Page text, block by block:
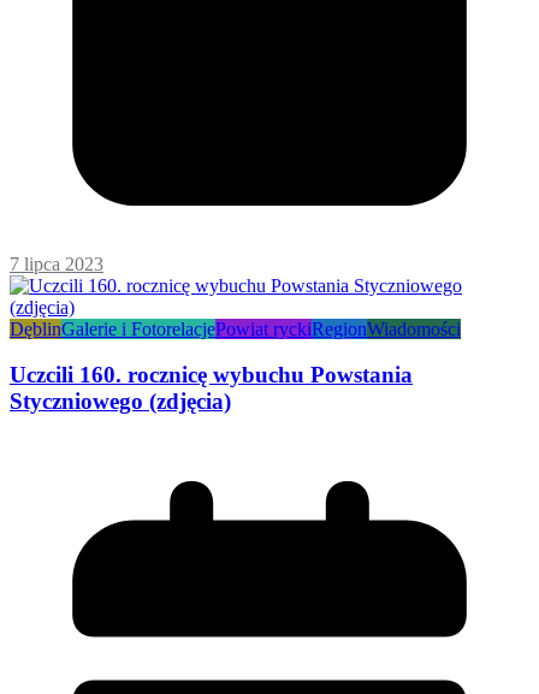
7 lipca 2023
DęblinGalerie i FotorelacjePowiat ryckiRegionWiadomości
Uczcili 160. rocznicę wybuchu Powstania
Styczniowego (zdjęcia)